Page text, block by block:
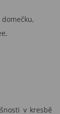
v kresbě